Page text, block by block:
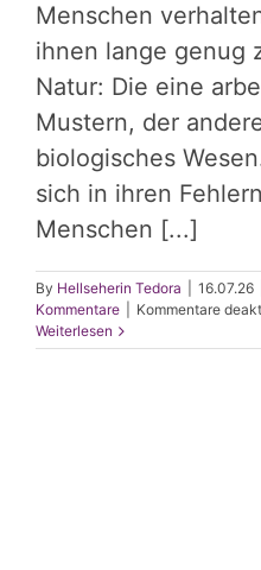
Menschen
ihnen lange genug
Natur: Die eine
Mustern, der
biologisches
sich in ihren
Menschen [...]
By Hellseherin Tedora 16.07.26
Kommentare
Kommentare
Weiterlesen